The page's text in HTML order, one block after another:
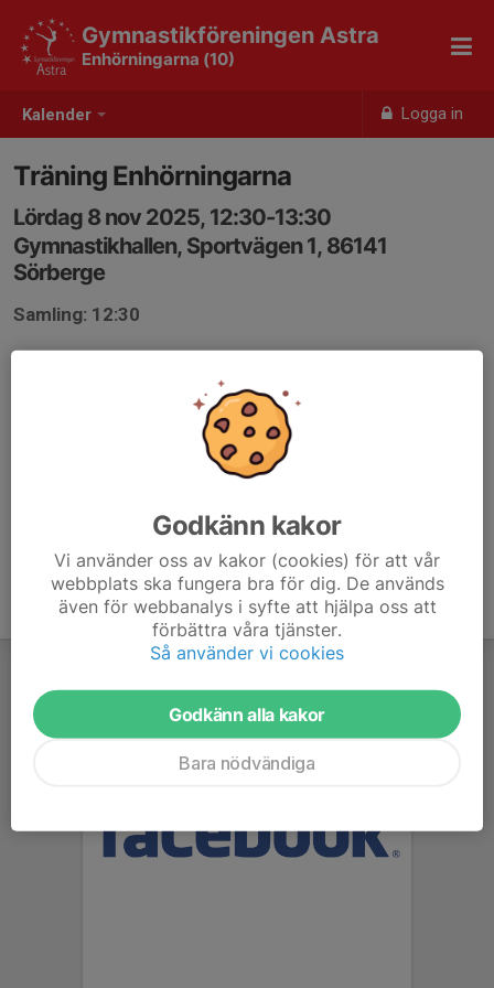
Kalender Logga in
Gymnastikföreningen Astra
Enhörningarna (10)
Träning Enhörningarna
Lördag 8 nov 2025, 12:30-13:30
Gymnastikhallen, Sportvägen 1, 86141
Sörberge
Samling: 12:30
Godkänn kakor
Vi använder oss av kakor (cookies) för att vår
webbplats ska fungera bra för dig. De används
även för webbanalys i syfte att hjälpa oss att
förbättra våra tjänster.
Så använder vi cookies
Godkänn alla kakor
Bara nödvändiga